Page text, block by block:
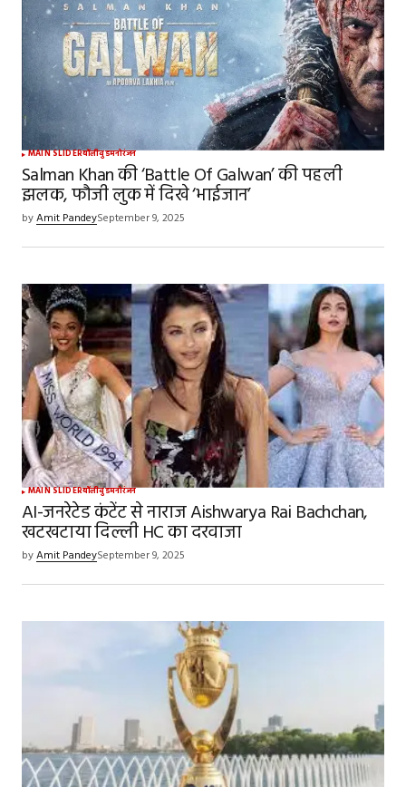
MAIN SLIDERबॉलीवुडमनोरंजन
Salman Khan की ‘Battle Of Galwan’ की पहली
झलक, फौजी लुक में दिखे ‘भाईजान’
byAmit PandeySeptember 9, 2025
MAIN SLIDERबॉलीवुडमनोरंजन
AI-जनरेटेड कंटेंट से नाराज Aishwarya Rai Bachchan,
खटखटाया दिल्ली HC का दरवाजा
byAmit PandeySeptember 9, 2025